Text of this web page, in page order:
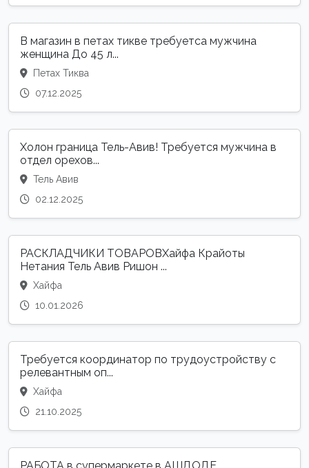
В магазин в петах тикве требуетса мужчина
женщина До 45 л...
Петах Тиква
07.12.2025
Холон граница Тель-Авив! Требуется мужчина в
отдел орехов...
Тель Авив
02.12.2025
РАСКЛАДЧИКИ ТОВАРОВХайфа Крайоты
Нетания Тель Авив Ришон ...
Хайфа
10.01.2026
Требуется координатор по трудоустройству с
релевантным оп...
Хайфа
21.10.2025